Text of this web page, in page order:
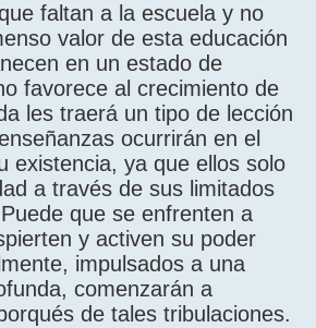
faltan a la escuela y no
valor de esta educación
en un estado de
favorece al crecimiento de
les traerá un tipo de lección
ocurrirán en el
existencia, ya que ellos solo
a través de sus limitados
que se enfrenten a
y activen su poder
impulsados a una
comenzarán a
de tales tribulaciones.